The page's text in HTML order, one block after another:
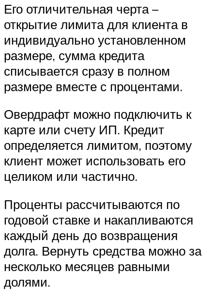
Его отличительная черта –
открытие лимита для клиента в
индивидуально установленном
размере, сумма кредита
списывается сразу в полном
размере вместе с процентами.
Овердрафт можно подключить к
карте или счету ИП. Кредит
определяется лимитом, поэтому
клиент может использовать его
целиком или частично.
Проценты рассчитываются по
годовой ставке и накапливаются
каждый день до возвращения
долга. Вернуть средства можно за
несколько месяцев равными
долями.